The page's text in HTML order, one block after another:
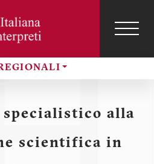
Menu
profilo
utente
specialistico alla
scientifica in